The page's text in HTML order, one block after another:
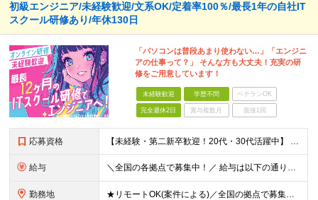
初級エンジニア/未経験歓迎/文系OK/定着率100％/最長1年の自社IT
スクール研修あり/年休130日
「パソコンは普段あまり使わない…」「エンジニ
アの仕事って？」 そんな方も大丈夫！充実の研
修をご用意しています！
未経験歓迎 学歴不問 ベテランOK
完全週休2日 賞与複数月 面接1回
応募資格 【未経験・第二新卒歓迎！20代・30代活躍中】 ★意欲・人柄重視の採用を実施！ ◆学歴不問 ◆社会人未経験もOK ～こんな方にオススメです～ ◎エンジニアに興味・関心のある方 ◎正社員デビューを叶え
給与 ＼全国の各拠点で募集中！／ 給与は以下の通り、勤務地により異なります。 札幌：月給23万円～27万円 仙台：月給22万円～26万円 新潟：月給22万円～26万円 東京：月給26万円～30万円 大阪：
勤務地 ★リモートOK(案件による)／全国の拠点で募集中！ 北海道、宮城県、新潟県、東京都、大阪府、福岡県、沖縄県にある各拠点 ※様々な企業の現場で、当社プロジェクトに加わり業務を行っていただきます。 ※希望